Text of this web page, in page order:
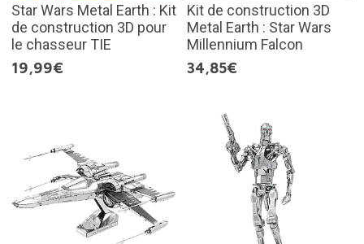
Star Wars Metal Earth : Kit
de construction 3D pour
le chasseur TIE
19,99€
Kit de construction 3D
Metal Earth : Star Wars
Millennium Falcon
34,85€